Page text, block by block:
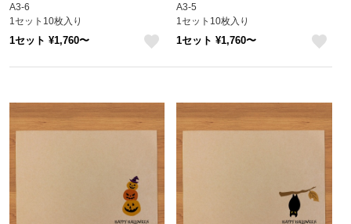
A3-6
1セット10枚入り
1セット ¥1,760〜
A3-5
1セット10枚入り
1セット ¥1,760〜